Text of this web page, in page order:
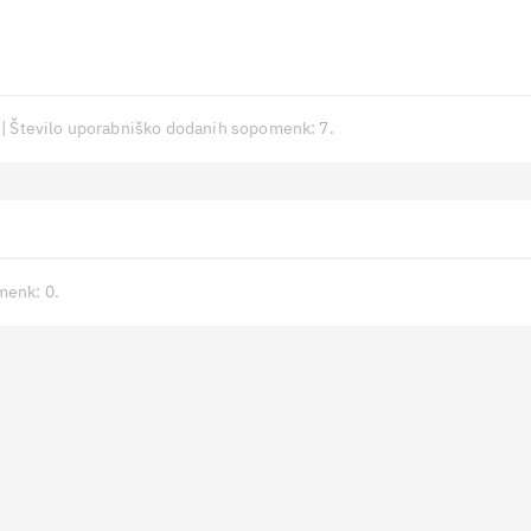
uporabniško dodanih sopomenk: 7.
0.